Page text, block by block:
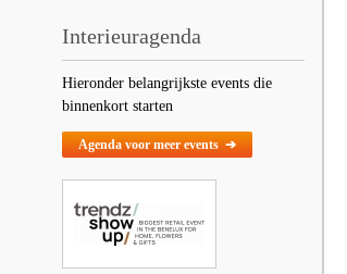
Interieuragenda
Hieronder belangrijkste events die
binnenkort starten
Agenda voor meer events ➔